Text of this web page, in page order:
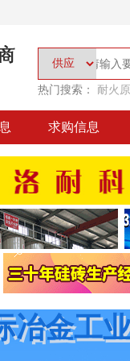
热门搜索： 耐火
求购信息
冶金工